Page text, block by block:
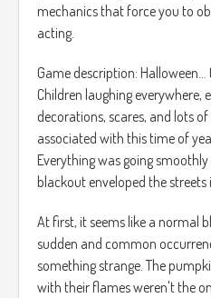
mechanics that force you to
acting.
Game description:
Children laughing everywhere,
decorations, scares, and lots
associated with this time of
Everything was going
blackout enveloped the streets
At first, it seems like a normal
sudden and common
something strange. The
with their flames weren't the